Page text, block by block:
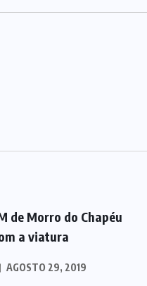
de Morro do Chapéu
a viatura
AGOSTO 29, 2019